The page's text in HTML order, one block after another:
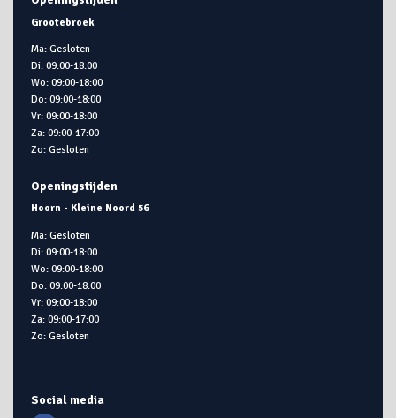
Grootebroek
Ma: Gesloten
Di: 09:00-18:00
Wo: 09:00-18:00
Do: 09:00-18:00
Vr: 09:00-18:00
Za: 09:00-17:00
Zo: Gesloten
Openingstijden
Hoorn - Kleine Noord 56
Ma: Gesloten
Di: 09:00-18:00
Wo: 09:00-18:00
Do: 09:00-18:00
Vr: 09:00-18:00
Za: 09:00-17:00
Zo: Gesloten
Social media